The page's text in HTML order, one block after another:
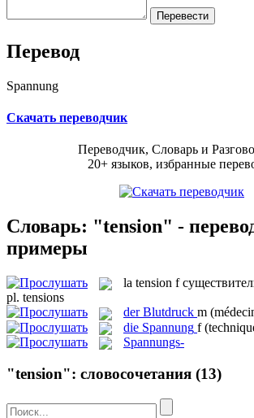
Перевод
Spannung
Скачать переводчик
Переводчик, Словарь и
20+ языков, избранные
Словарь: "tension" -
примеры
la tension f
pl. tensions
derBlutdruck m
die Spannung f
Spannungs-
"tension": словосочетания (13)